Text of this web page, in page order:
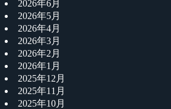
2026年6月
2026年5月
2026年4月
2026年3月
2026年2月
2026年1月
2025年12月
2025年11月
2025年10月